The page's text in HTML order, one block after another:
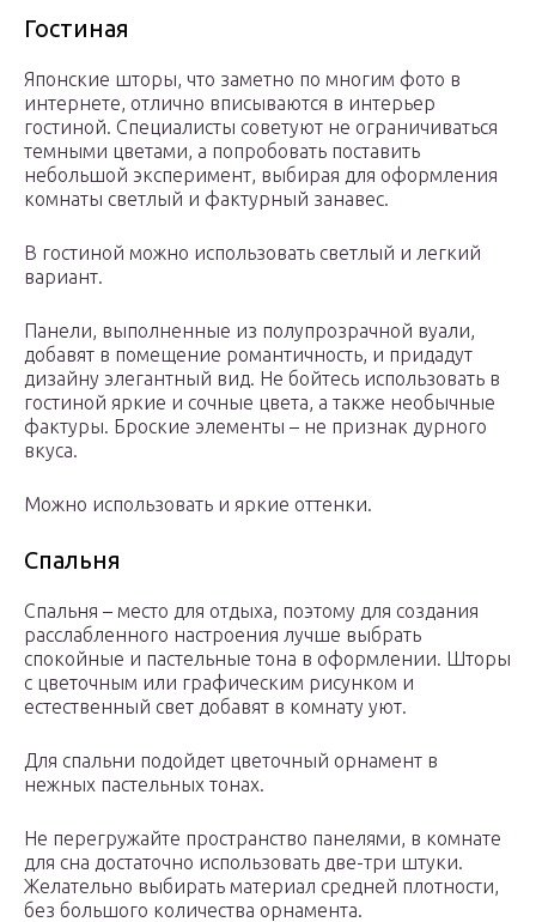
Гостиная
Японские шторы, что заметно по многим фото в
интернете, отлично вписываются в интерьер
гостиной. Специалисты советуют не ограничиваться
темными цветами, а попробовать поставить
небольшой эксперимент, выбирая для оформления
комнаты светлый и фактурный занавес.
В гостиной можно использовать светлый и легкий
вариант.
Панели, выполненные из полупрозрачной вуали,
добавят в помещение романтичность, и придадут
дизайну элегантный вид. Не бойтесь использовать в
гостиной яркие и сочные цвета, а также необычные
фактуры. Броские элементы – не признак дурного
вкуса.
Можно использовать и яркие оттенки.
Спальня
Спальня – место для отдыха, поэтому для создания
расслабленного настроения лучше выбрать
спокойные и пастельные тона в оформлении. Шторы
с цветочным или графическим рисунком и
естественный свет добавят в комнату уют.
Для спальни подойдет цветочный орнамент в
нежных пастельных тонах.
Не перегружайте пространство панелями, в комнате
для сна достаточно использовать две-три штуки.
Желательно выбирать материал средней плотности,
без большого количества орнамента.